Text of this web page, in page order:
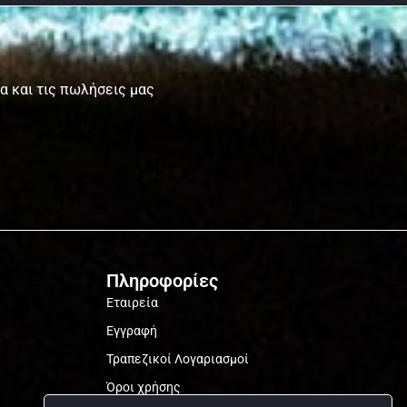
και τις πωλήσεις μας
Πληροφορίες
Εταιρεία
Εγγραφή
Τραπεζικοί Λογαριασμοί
Όροι χρήσης